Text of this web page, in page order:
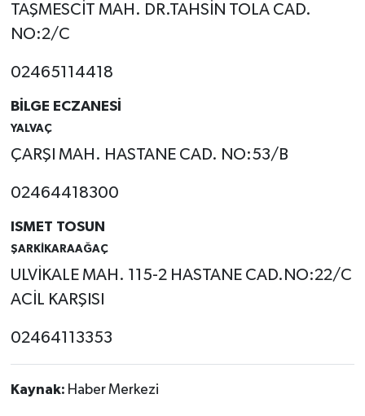
TAŞMESCİT MAH. DR.TAHSİN TOLA CAD.
NO:2/C
02465114418
BİLGE ECZANESİ
YALVAÇ
ÇARŞI MAH. HASTANE CAD. NO:53/B
02464418300
ISMET TOSUN
ŞARKİKARAAĞAÇ
ULVİKALE MAH. 115-2 HASTANE CAD.NO:22/C
ACİL KARŞISI
02464113353
Kaynak: Haber Merkezi